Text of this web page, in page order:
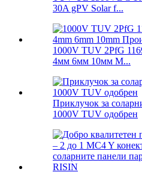
30A gPV Solar f...
1000V TUV 2PfG
4мм 6мм 10мм М...
Приклучок за
1000V TUV одобрен